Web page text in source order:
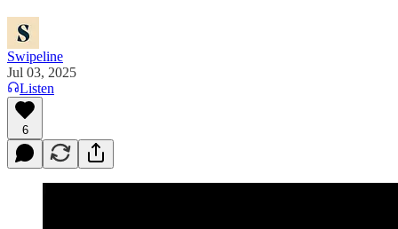
Swipeline
Jul 03, 2025
Listen
6